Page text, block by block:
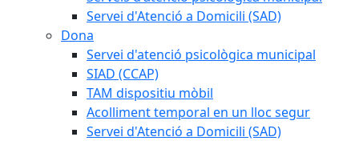
Servei d'Atenció a Domicili (SAD)
Dona
Servei d'atenció psicològica municipal
SIAD (CCAP)
TAM dispositiu mòbil
Acolliment temporal en un lloc segur
Servei d'Atenció a Domicili (SAD)